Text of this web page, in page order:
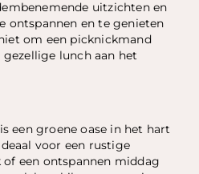
uitzichten en
ontspannen en te genieten
om een picknickmand
lunch aan het
een groene oase in het hart
voor een rustige
een ontspannen middag